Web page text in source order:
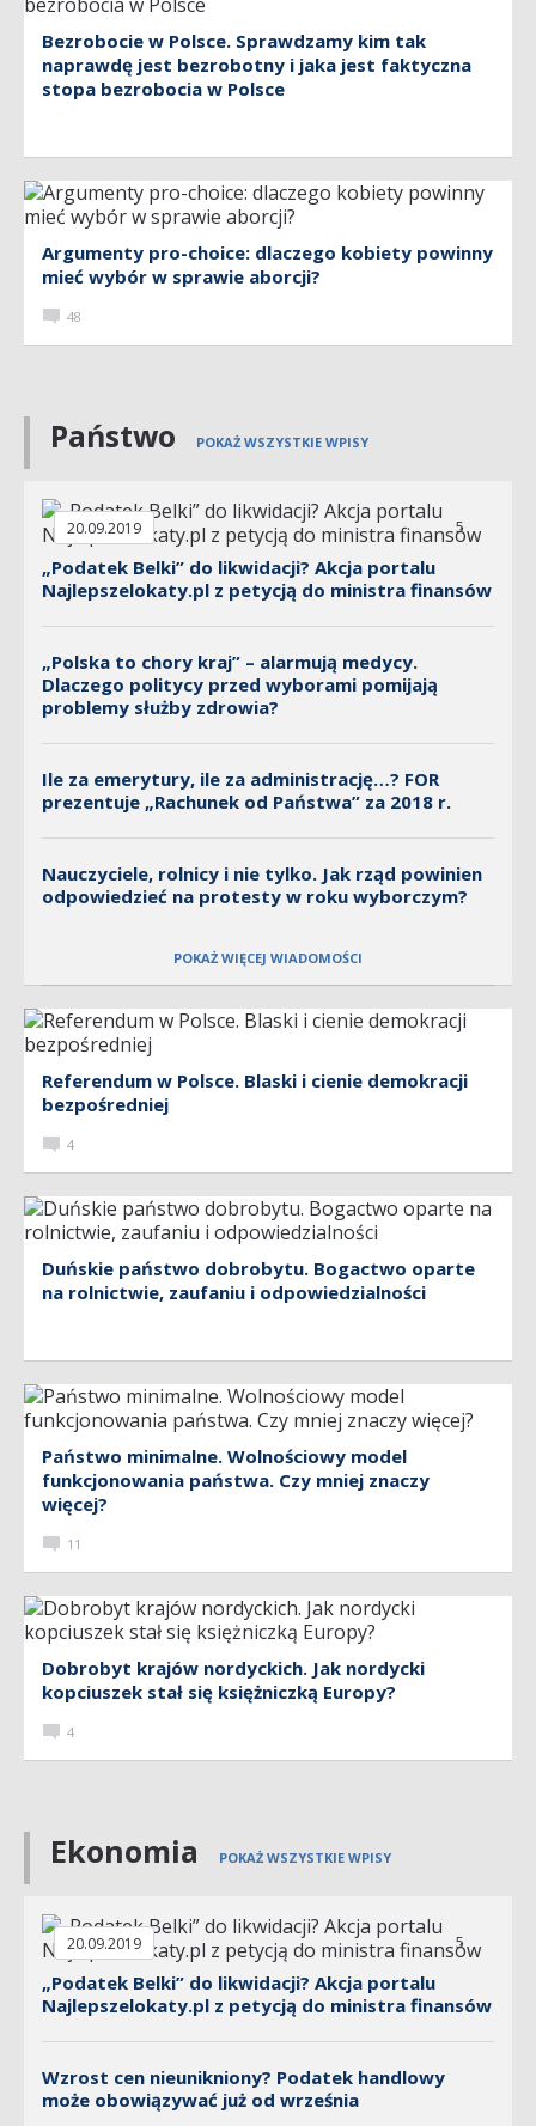
Bezrobocie w Polsce. Sprawdzamy kim tak
naprawdę jest bezrobotny i jaka jest faktyczna
stopa bezrobocia w Polsce
Argumenty pro-choice: dlaczego kobiety powinny
mieć wybór w sprawie aborcji?
48
Państwo POKAŻ WSZYSTKIE WPISY
20.09.2019 5
„Podatek Belki” do likwidacji? Akcja portalu
Najlepszelokaty.pl z petycją do ministra finansów
„Polska to chory kraj” – alarmują medycy.
Dlaczego politycy przed wyborami pomijają
problemy służby zdrowia?
Ile za emerytury, ile za administrację…? FOR
prezentuje „Rachunek od Państwa” za 2018 r.
Nauczyciele, rolnicy i nie tylko. Jak rząd powinien
odpowiedzieć na protesty w roku wyborczym?
POKAŻ WIĘCEJ WIADOMOŚCI
Referendum w Polsce. Blaski i cienie demokracji
bezpośredniej
4
Duńskie państwo dobrobytu. Bogactwo oparte
na rolnictwie, zaufaniu i odpowiedzialności
Państwo minimalne. Wolnościowy model
funkcjonowania państwa. Czy mniej znaczy
więcej?
11
Dobrobyt krajów nordyckich. Jak nordycki
kopciuszek stał się księżniczką Europy?
4
Ekonomia POKAŻ WSZYSTKIE WPISY
20.09.2019 5
„Podatek Belki” do likwidacji? Akcja portalu
Najlepszelokaty.pl z petycją do ministra finansów
Wzrost cen nieunikniony? Podatek handlowy
może obowiązywać już od września